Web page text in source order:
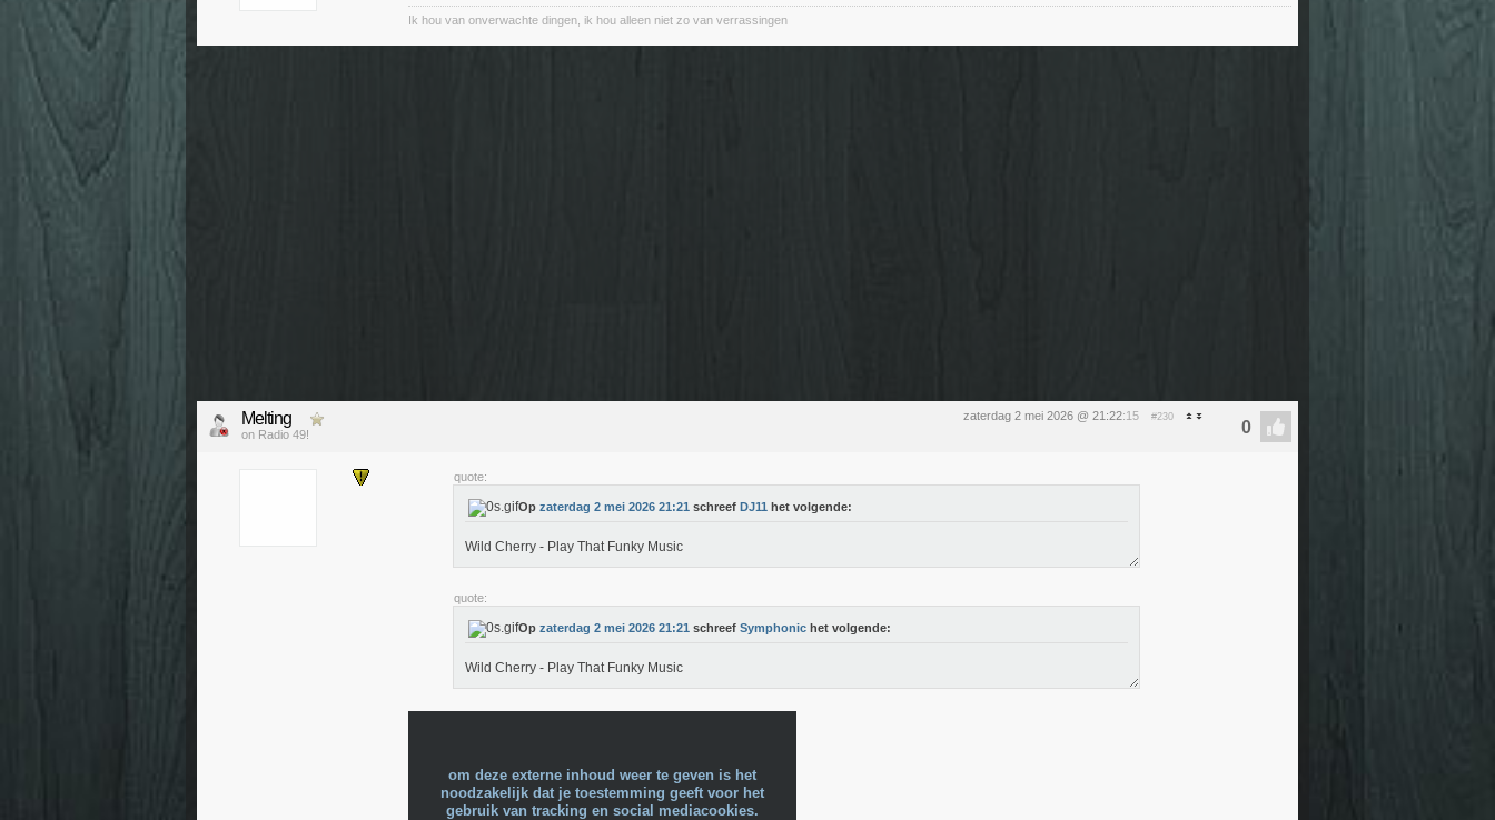
Ik hou van onverwachte dingen, ik hou alleen niet zo van verrassingen
zaterdag 2 mei 2026 @ 21:22:15 #230
Melting
on Radio 49!
quote:
Op zaterdag 2 mei 2026 21:21 schreef DJ11 het volgende:
Wild Cherry - Play That Funky Music
quote:
Op zaterdag 2 mei 2026 21:21 schreef Symphonic het volgende:
Wild Cherry - Play That Funky Music
om deze externe inhoud weer te geven is het
noodzakelijk dat je toestemming geeft voor het
gebruik van tracking en social mediacookies.